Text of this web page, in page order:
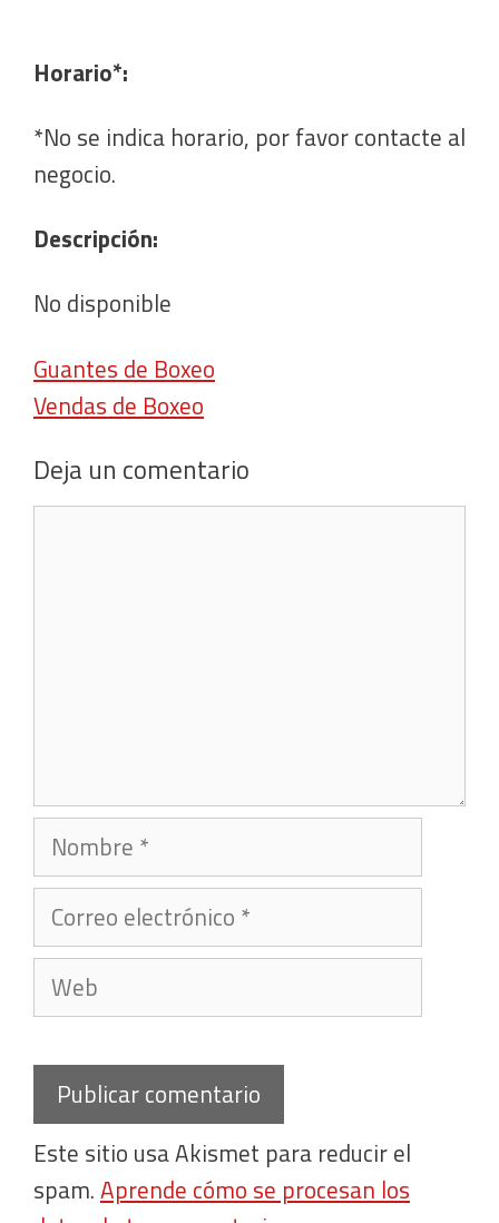
Horario*:
*No se indica horario, por favor contacte al
negocio.
Descripción:
No disponible
Guantes de Boxeo
Vendas de Boxeo
Deja un comentario
Nombre
Correo
electrónico
Web
Este sitio usa Akismet para reducir el
spam.Aprende cómo se procesan los